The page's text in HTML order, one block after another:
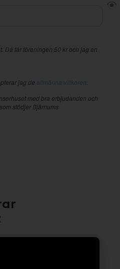
Då får föreningen 50 kr och jag en
jag de allmänna villkoren
med bra erbjudanden och
stödjer Bjärnums